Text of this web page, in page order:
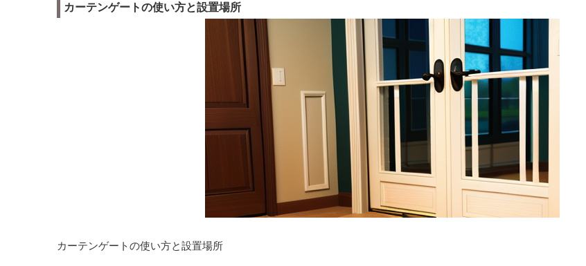
カーテンゲートの使い方と設置場所
カーテンゲートの使い方と設置場所